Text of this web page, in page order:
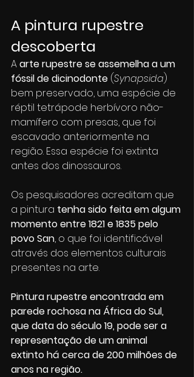
A pintura rupestre
descoberta
A arte rupestre se assemelha a um
fóssil de dicinodonte (Synapsida)
bem preservado, uma espécie de
réptil tetrápode herbívoro não-
mamífero com presas, que foi
escavado anteriormente na
região. Essa espécie foi extinta
antes dos dinossauros.
Os pesquisadores acreditam que
a pintura tenha sido feita em algum
momento entre 1821 e 1835 pelo
povo San, o que foi identificável
através dos elementos culturais
presentes na arte.
Pintura rupestre encontrada em
parede rochosa na África do Sul,
que data do século 19, pode ser a
representação de um animal
extinto há cerca de 200 milhões de
anos na região.